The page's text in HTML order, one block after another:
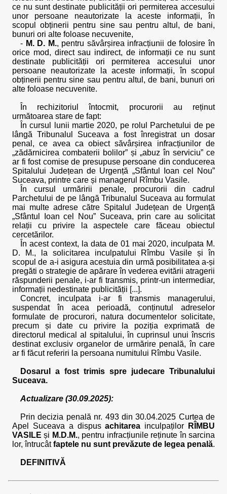
ce nu sunt destinate publicității ori permiterea accesului
unor persoane neautorizate la aceste informații, în
scopul obținerii pentru sine sau pentru altul, de bani,
bunuri ori alte foloase necuvenite,
- M. D. M., pentru săvârșirea infracțiunii de folosire în
orice mod, direct sau indirect, de informații ce nu sunt
destinate publicității ori permiterea accesului unor
persoane neautorizate la aceste informații, în scopul
obținerii pentru sine sau pentru altul, de bani, bunuri ori
alte foloase necuvenite.
În rechizitoriul întocmit, procurorii au reținut
următoarea stare de fapt:
În cursul lunii martie 2020, pe rolul Parchetului de pe
lângă Tribunalul Suceava a fost înregistrat un dosar
penal, ce avea ca obiect săvârșirea infracțiunilor de
„zădărnicirea combaterii bolilor” și „abuz în serviciu” ce
ar fi fost comise de presupuse persoane din conducerea
Spitalului Județean de Urgență „Sfântul Ioan cel Nou”
Suceava, printre care și managerul Rîmbu Vasile.
În cursul urmăririi penale, procurorii din cadrul
Parchetului de pe lângă Tribunalul Suceava au formulat
mai multe adrese către Spitalul Județean de Urgență
„Sfântul Ioan cel Nou” Suceava, prin care au solicitat
relații cu privire la aspectele care făceau obiectul
cercetărilor.
În acest context, la data de 01 mai 2020, inculpata M.
D. M., la solicitarea inculpatului Rîmbu Vasile și în
scopul de a-i asigura acestuia din urmă posibilitatea a-și
pregăti o strategie de apărare în vederea evitării atragerii
răspunderii penale, i-ar fi transmis, printr-un intermediar,
informații nedestinate publicității [...].
Concret, inculpata i-ar fi transmis managerului,
suspendat în acea perioadă, conținutul adreselor
formulate de procurori, natura documentelor solicitate,
precum și date cu privire la poziția exprimată de
directorul medical al spitalului, în cuprinsul unui înscris
destinat exclusiv organelor de urmărire penală, în care
ar fi făcut referiri la persoana numitului Rîmbu Vasile.
Dosarul a fost trimis spre judecare Tribunalului
Suceava.
Actualizare (30.09.2025):
Prin decizia penală nr. 493 din 30.04.2025 Curtea de
Apel Suceava a dispusachitarea inculpaților
RÎMBU
VASILE și M.D.M., pentru infracțiunile reținute în sarcina
lor, întrucâtfaptele nu sunt prevăzute de legea penală.
DEFINITIVĂ